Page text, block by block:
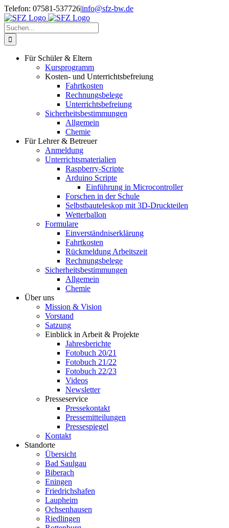
Zum
Inhalt
springen
Telefon: 07581-537726|info@sfz-bw.de
Suche
nach:
Für Schüler & Eltern
Kursprogramm
Kosten- und Unterrichtsbefreiung
Fahrtkosten
Rechnungsbelege
Unterrichtsbefreiung
Sicherheitsbestimmungen
Allgemein
Chemie
Für Lehrer & Betreuer
Anmeldung
Unterrichtsmaterialien
Raspberry-Scripte
Arduino Scripte
Einführung in Microcontroller
Forschen in der Schule
Selbstbauteleskop mit 3D-Druckteilen
Wetterballon
Formulare
Einverständniserklärung
Fahrtkosten
Rückmeldung Arbeitszeit
Rechnungsbelege
Sicherheitsbestimmungen
Allgemein
Chemie
Über uns
Mission & Vision
Vorstand
Satzung
Einblick in Arbeit & Projekte
Jahresberichte
Fotobuch 20/21
Fotobuch 21/22
Fotobuch 22/23
Videos
Newsletter
Presseservice
Pressekontakt
Pressemitteilungen
Pressespiegel
Kontakt
Standorte
Übersicht
Bad Saulgau
Biberach
Eningen
Friedrichshafen
Laupheim
Ochsenhausen
Riedlingen